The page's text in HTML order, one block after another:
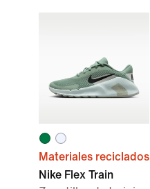
Materiales reciclados
Nike Flex Train